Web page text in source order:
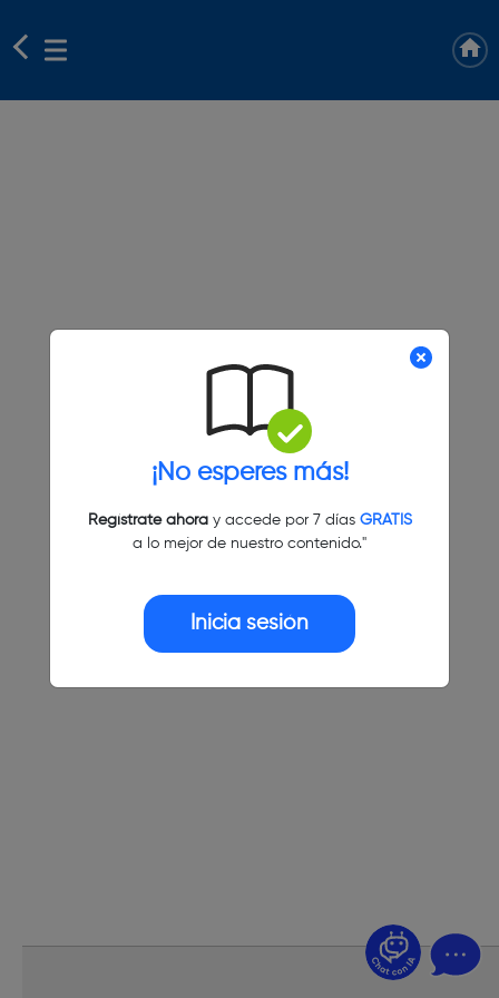
¡No esperes más!
Regístrate ahoray accede por 7 días GRATIS
a lo mejor de nuestro contenido."
Inicia sesión